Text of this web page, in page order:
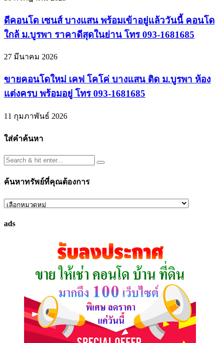
ดีคอนโด เซนส์ บางแสน พร้อมเข้าอยู่แล้ววันนี้ คอนโด
ใกล้ ม.บูรพา ราคาดีสุดในย่าน โทร 093-1681685
27 มีนาคม 2026
ขายคอนโดใหม่ เคฟ โคโค่ บางแสน ติด ม.บูรพา ห้อง
แต่งครบ พร้อมอยู่ โทร 093-1681685
11 กุมภาพันธ์ 2026
ใส่คำค้นหา
ค้นหาทรัพย์ที่คุณต้องการ
ค้นหา
ที่
ads